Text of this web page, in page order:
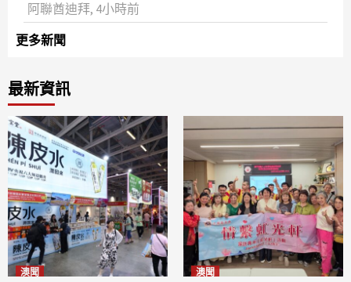
阿聯酋迪拜, 4小時前
更多新聞
最新資訊
澳聞 澳聞